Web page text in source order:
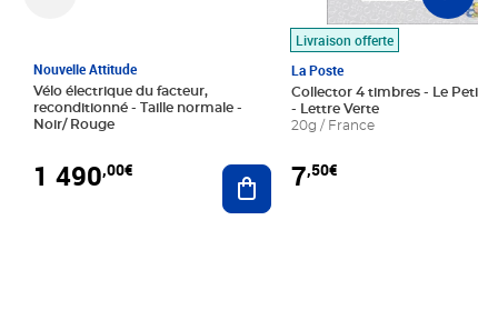
Nouvelle Attitude
Vélo électrique du facteur,
reconditionné - Taille normale -
Noir/ Rouge
1 490,00€ Ajouter au panier
Livraison offerte
La Poste
Collector 4 timbres - Le Petit
- Lettre Verte
20g / France
7,50€